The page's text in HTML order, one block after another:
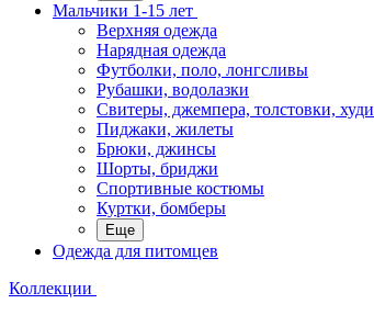
Мальчики 1-15 лет
Верхняя одежда
Нарядная одежда
Футболки, поло, лонгсливы
Рубашки, водолазки
Свитеры, джемпера, толстовки, худи
Пиджаки, жилеты
Брюки, джинсы
Шорты, бриджи
Спортивные костюмы
Куртки, бомберы
Еще
Одежда для питомцев
Коллекции